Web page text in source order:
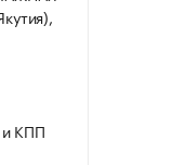
и КПП